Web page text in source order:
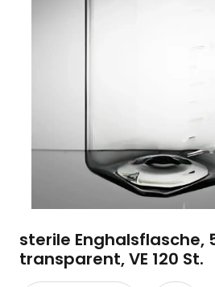
sterile Enghalsflasche,
transparent, VE 120 St.